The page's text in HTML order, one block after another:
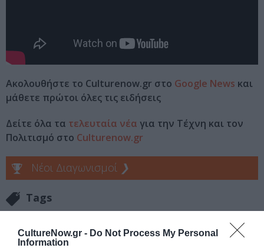
CultureNow.gr - Do Not Process My Personal
Information
Ακολουθήστε το Culturenow.gr στο Google News και
μάθετε πρώτοι όλες τις ειδήσεις
Δείτε όλα τα τελευταία νέα για την Τέχνη και τον
Πολιτισμό στο Culturenow.gr
Νέοι Διαγωνισμοί ❯
Tags